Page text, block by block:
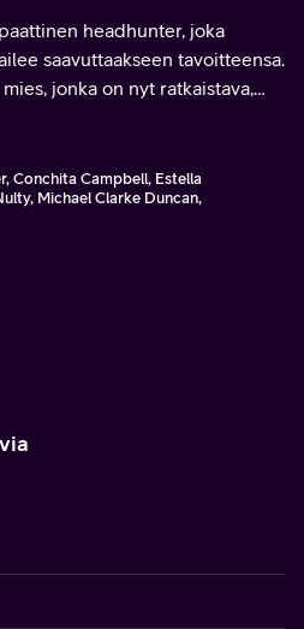
headhunter, joka
saavuttaakseen tavoitteensa.
jonka on nyt ratkaistava,
Conchita Campbell, Estella
Michael Clarke Duncan,